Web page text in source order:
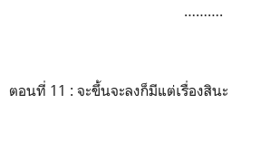
……….
ตอนที่ 11 : จะขึ้นจะลงก็มีแต่เรื่องสินะ